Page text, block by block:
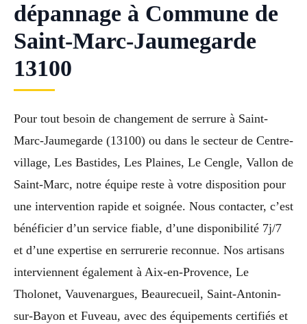
dépannage à Commune de
Saint-Marc-Jaumegarde
13100
Pour tout besoin de changement de serrure à Saint-
Marc-Jaumegarde (13100) ou dans le secteur de Centre-
village, Les Bastides, Les Plaines, Le Cengle, Vallon de
Saint-Marc, notre équipe reste à votre disposition pour
une intervention rapide et soignée. Nous contacter, c’est
bénéficier d’un service fiable, d’une disponibilité 7j/7
et d’une expertise en serrurerie reconnue. Nos artisans
interviennent également à Aix-en-Provence, Le
Tholonet, Vauvenargues, Beaurecueil, Saint-Antonin-
sur-Bayon et Fuveau, avec des équipements certifiés et